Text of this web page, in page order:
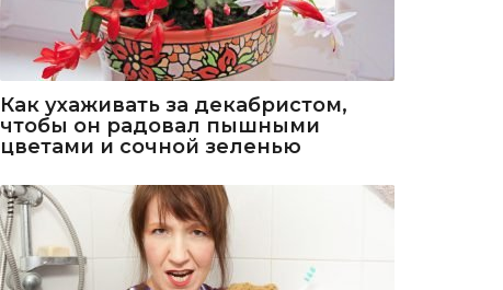
Как ухаживать за декабристом,
чтобы он радовал пышными
цветами и сочной зеленью